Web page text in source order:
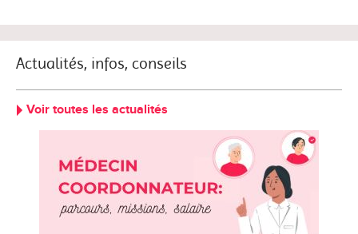
Actualités, infos, conseils
Voir toutes les actualités